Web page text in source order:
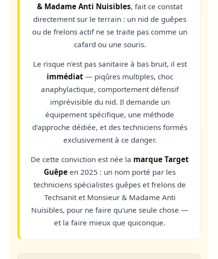
& Madame Anti Nuisibles, fait ce constat
directement sur le terrain : un nid de guêpes
ou de frelons actif ne se traite pas comme un
cafard ou une souris.
Le risque n'est pas sanitaire à bas bruit, il est
immédiat— piqûres multiples, choc
anaphylactique, comportement défensif
imprévisible du nid. Il demande un
équipement spécifique, une méthode
d'approche dédiée, et des techniciens formés
exclusivement à ce danger.
De cette conviction est née la marque Target
Guêpe en 2025 : un nom porté par les
techniciens spécialistes guêpes et frelons de
Techsanit et Monsieur & Madame Anti
Nuisibles, pour ne faire qu'une seule chose —
et la faire mieux que quiconque.